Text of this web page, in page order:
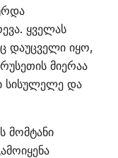
ყველას
დაუცველი იყო,
მიერაა
სისულელე და
მომტანი